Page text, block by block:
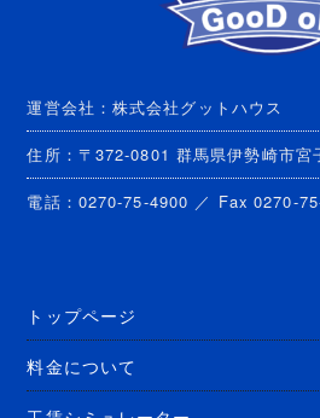
運営会社：株式会社グットハウス
住所：〒372-0801 群馬県伊勢崎市宮
電話：0270-75-4900 ／ Fax 0270-
トップページ
料金について